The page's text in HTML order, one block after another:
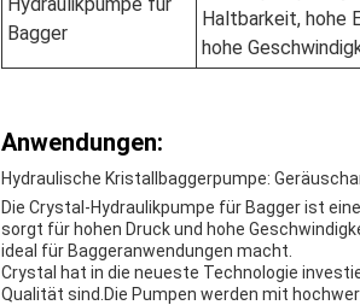
Bagger
Haltbarkeit, hohe
hohe
Anwendungen:
Hydraulische Kristallbaggerpumpe:
Die Crystal-Hydraulikpumpe für Bagger ist
sorgt für hohen Druck und hohe
ideal für Baggeranwendungen macht.
Crystal hat in die neueste Technologie
Qualität sind.Die Pumpen werden mit